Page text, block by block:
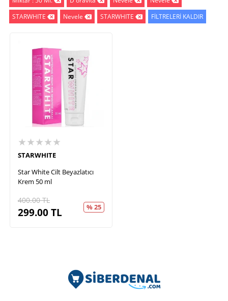
STARWHITE
Nevele STARWHITE FİLTRELERİ KALDIR
★★★★★
STARWHITE
Star White Cilt Beyazlatıcı
Krem 50 ml
400.00TL
299.00TL % 25